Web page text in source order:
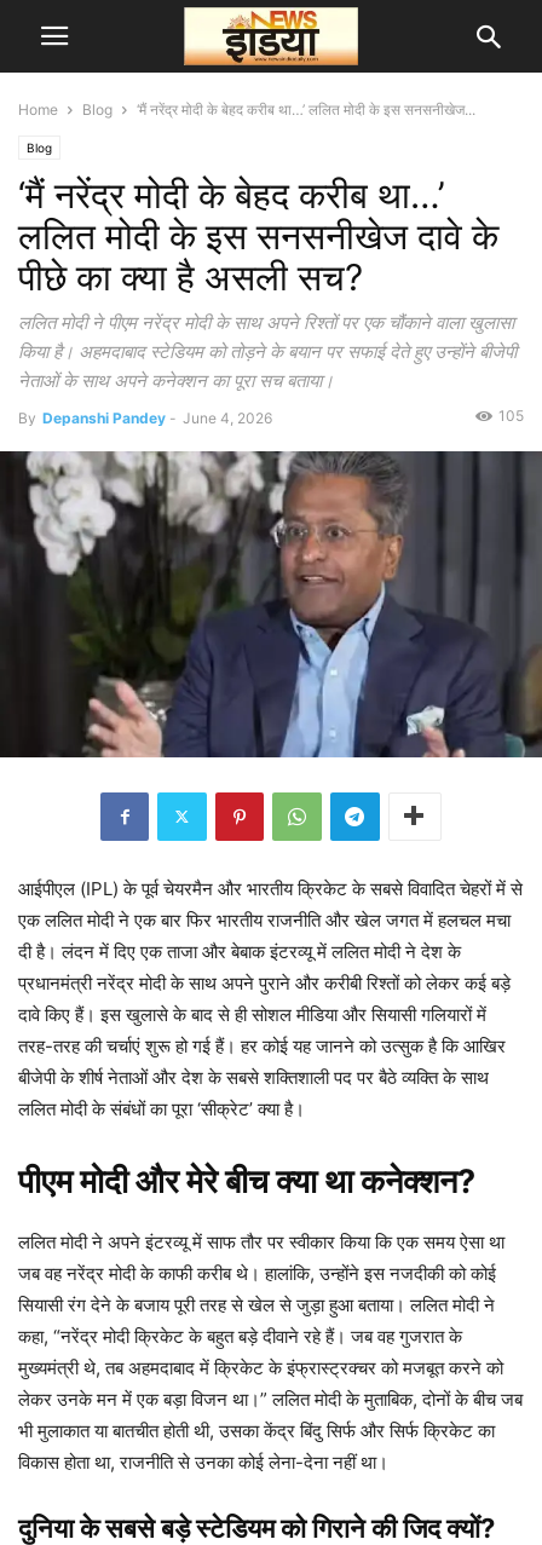
Home Blog ‘मैं नरेंद्र मोदी के बेहद करीब था…’ ललित मोदी के इस सनसनीखेज...
Blog
‘मैं नरेंद्र मोदी के बेहद करीब था…’
ललित मोदी के इस सनसनीखेज दावे के
पीछे का क्या है असली सच?
ललित मोदी ने पीएम नरेंद्र मोदी के साथ अपने रिश्तों पर एक चौंकाने वाला खुलासा
किया है। अहमदाबाद स्टेडियम को तोड़ने के बयान पर सफाई देते हुए उन्होंने बीजेपी
नेताओं के साथ अपने कनेक्शन का पूरा सच बताया।
By Depanshi Pandey - June 4, 2026 105
आईपीएल (IPL) के पूर्व चेयरमैन और भारतीय क्रिकेट के सबसे विवादित चेहरों में से
एक ललित मोदी ने एक बार फिर भारतीय राजनीति और खेल जगत में हलचल मचा
दी है। लंदन में दिए एक ताजा और बेबाक इंटरव्यू में ललित मोदी ने देश के
प्रधानमंत्री नरेंद्र मोदी के साथ अपने पुराने और करीबी रिश्तों को लेकर कई बड़े
दावे किए हैं। इस खुलासे के बाद से ही सोशल मीडिया और सियासी गलियारों में
तरह-तरह की चर्चाएं शुरू हो गई हैं। हर कोई यह जानने को उत्सुक है कि आखिर
बीजेपी के शीर्ष नेताओं और देश के सबसे शक्तिशाली पद पर बैठे व्यक्ति के साथ
ललित मोदी के संबंधों का पूरा ‘सीक्रेट’ क्या है।
पीएम मोदी और मेरे बीच क्या था कनेक्शन?
ललित मोदी ने अपने इंटरव्यू में साफ तौर पर स्वीकार किया कि एक समय ऐसा था
जब वह नरेंद्र मोदी के काफी करीब थे। हालांकि, उन्होंने इस नजदीकी को कोई
सियासी रंग देने के बजाय पूरी तरह से खेल से जुड़ा हुआ बताया। ललित मोदी ने
कहा, “नरेंद्र मोदी क्रिकेट के बहुत बड़े दीवाने रहे हैं। जब वह गुजरात के
मुख्यमंत्री थे, तब अहमदाबाद में क्रिकेट के इंफ्रास्ट्रक्चर को मजबूत करने को
लेकर उनके मन में एक बड़ा विजन था।” ललित मोदी के मुताबिक, दोनों के बीच जब
भी मुलाकात या बातचीत होती थी, उसका केंद्र बिंदु सिर्फ और सिर्फ क्रिकेट का
विकास होता था, राजनीति से उनका कोई लेना-देना नहीं था।
दुनिया के सबसे बड़े स्टेडियम को गिराने की जिद क्यों?